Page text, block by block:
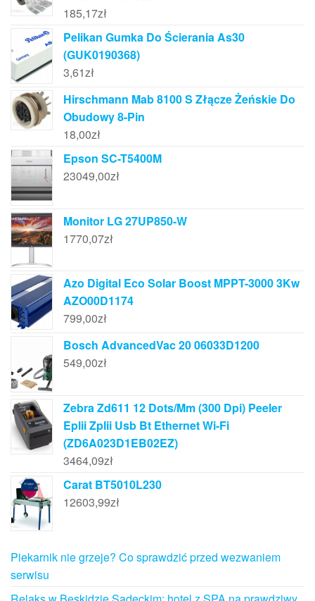
185,17zł
Pelikan Gumka Do Ścierania As30
(GUK0190368)
3,61zł
Hirschmann Mab 8100 S Złącze Żeńskie Do
Obudowy 8-Pin
18,00zł
Epson SC-T5400M
23049,00zł
Monitor LG 27UP850-W
1770,07zł
Azo Digital Eco Solar Boost MPPT-3000 3Kw
AZO00D1174
799,00zł
Bosch AdvancedVac 20 06033D1200
549,00zł
Zebra Zd611 12 Dots/Mm (300 Dpi) Peeler
Eplii Zplii Usb Bt Ethernet Wi-Fi
(ZD6A023D1EB02EZ)
3464,09zł
Carat BT5010L230
12603,99zł
Piekarnik nie grzeje? Co sprawdzić przed wezwaniem
serwisu